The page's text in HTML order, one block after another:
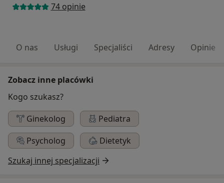
74 opinie
O nas Usługi Specjaliści Adresy Opinie
Zobacz inne placówki
Kogo szukasz?
Ginekolog
Pediatra
Psycholog
Dietetyk
Szukaj innej specjalizacji